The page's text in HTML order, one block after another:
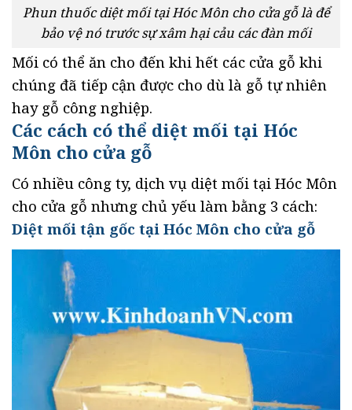
Phun thuốc diệt mối tại Hóc Môn cho cửa gỗ là để
bảo vệ nó trước sự xâm hại cảu các đàn mối
Mối có thể ăn cho đến khi hết các cửa gỗ khi
chúng đã tiếp cận được cho dù là gỗ tự nhiên
hay gỗ công nghiệp.
Các cách có thể diệt mối tại Hóc
Môn cho cửa gỗ
Có nhiều công ty, dịch vụ diệt mối tại Hóc Môn
cho cửa gỗ nhưng chủ yếu làm bằng 3 cách:
Diệt mối tận gốc tại Hóc Môn cho cửa gỗ